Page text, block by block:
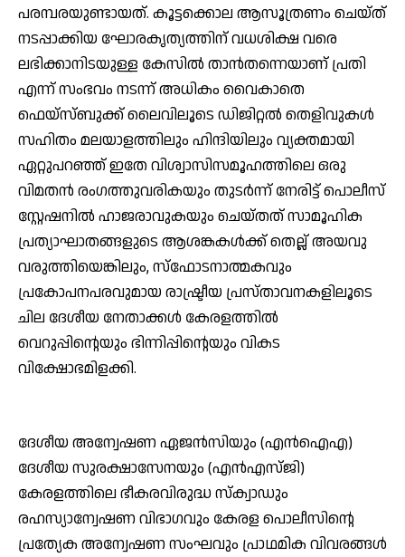
പരമ്പരയുണ്ടായത്. കൂട്ടക്കൊല ആസൂത്രണം ചെയ്ത്
നടപ്പാക്കിയ ഘോരകൃത്യത്തിന് വധശിക്ഷ വരെ
ലഭിക്കാനിടയുള്ള കേസില്‍ താന്‍തന്നെയാണ് പ്രതി
എന്ന് സംഭവം നടന്ന് അധികം വൈകാതെ
ഫെയ്സ്ബുക്ക് ലൈവിലൂടെ ഡിജിറ്റല്‍ തെളിവുകള്‍
സഹിതം മലയാളത്തിലും ഹിന്ദിയിലും വ്യക്തമായി
ഏറ്റുപറഞ്ഞ് ഇതേ വിശ്വാസിസമൂഹത്തിലെ ഒരു
വിമതന്‍ രംഗത്തുവരികയും തുടര്‍ന്ന് നേരിട്ട് പൊലീസ്
സ്റ്റേഷനില്‍ ഹാജരാവുകയും ചെയ്തത് സാമൂഹിക
പ്രത്യാഘാതങ്ങളുടെ ആശങ്കകള്‍ക്ക് തെല്ല് അയവു
വരുത്തിയെങ്കിലും, സ്ഫോടനാത്മകവും
പ്രകോപനപരവുമായ രാഷ്ട്രീയ പ്രസ്താവനകളിലൂടെ
ചില ദേശീയ നേതാക്കള്‍ കേരളത്തില്‍
വെറുപ്പിന്റെയും ഭിന്നിപ്പിന്റെയും വികട
വിക്ഷോഭമിളക്കി.
ദേശീയ അന്വേഷണ ഏജന്‍സിയും (എന്‍ഐഎ)
ദേശീയ സുരക്ഷാസേനയും (എന്‍എസ്ജി)
കേരളത്തിലെ ഭീകരവിരുദ്ധ സ്‌ക്വാഡും
രഹസ്യാന്വേഷണ വിഭാഗവും കേരള പൊലീസിന്റെ
പ്രത്യേക അന്വേഷണ സംഘവും പ്രാഥമിക വിവരങ്ങള്‍